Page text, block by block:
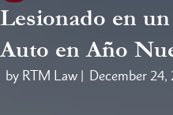
Lesionado en
Auto en Año
by RTM Law | December 24,